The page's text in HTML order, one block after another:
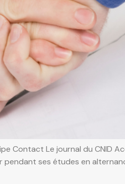
Contact Le journal du CNID
ses études en